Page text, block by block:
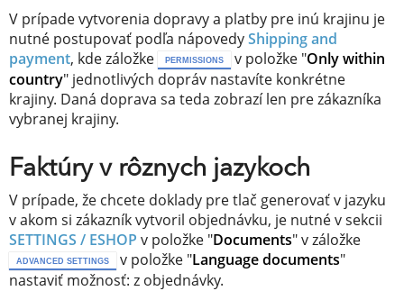
V prípade vytvorenia dopravy a platby pre inú krajinu je
nutné postupovať podľa nápovedyShipping and
payment, kde záložke PERMISSIONS v položke "Only within
country" jednotlivých dopráv nastavíte konkrétne
krajiny. Daná doprava sa teda zobrazí len pre zákazníka
vybranej krajiny.
Faktúry v rôznych jazykoch
V prípade, že chcete doklady pre tlač generovať v jazyku
v akom si zákazník vytvoril objednávku, je nutné v sekcii
SETTINGS / ESHOP v položke "Documents" v záložke
ADVANCED SETTINGS v položke "Language documents"
nastaviť možnosť: z objednávky.